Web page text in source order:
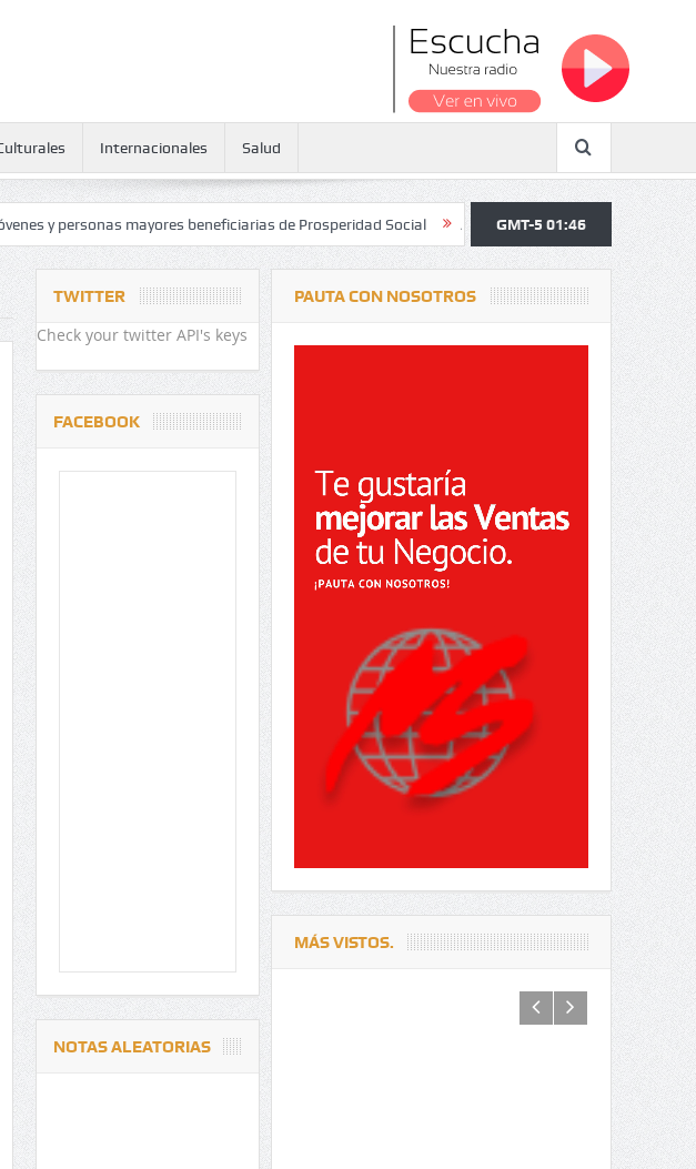
Internacionales Salud
mayores beneficiarias de Prosperidad Social Al corregimiento de La Loma de
GMT-5 01:46
TWITTER
Check your twitter API's keys
FACEBOOK
NOTAS ALEATORIAS
PAUTA CON NOSOTROS
MÁS VISTOS.